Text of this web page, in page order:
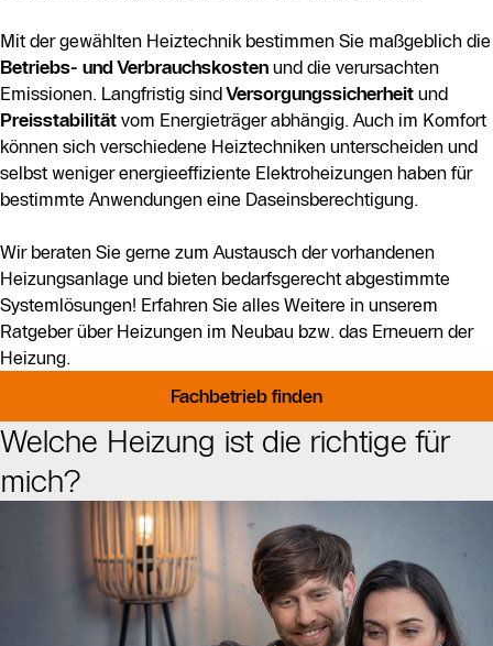
Mit der gewählten Heiztechnik bestimmen Sie maßgeblich die
Betriebs- und Verbrauchskosten und die verursachten
Emissionen. Langfristig sindVersorgungssicherheit und
Preisstabilität vom Energieträger abhängig. Auch im Komfort
können sich verschiedene Heiztechniken unterscheiden und
selbst weniger energieeffiziente Elektroheizungen haben für
bestimmte Anwendungen eine Daseinsberechtigung.
Wir beraten Sie gerne zum Austausch der vorhandenen
Heizungsanlage und bieten bedarfsgerecht abgestimmte
Systemlösungen! Erfahren Sie alles Weitere in unserem
Ratgeber über Heizungen im Neubau bzw. das Erneuern der
Heizung.
Fachbetrieb finden
Welche Heizung ist die richtige für
mich?